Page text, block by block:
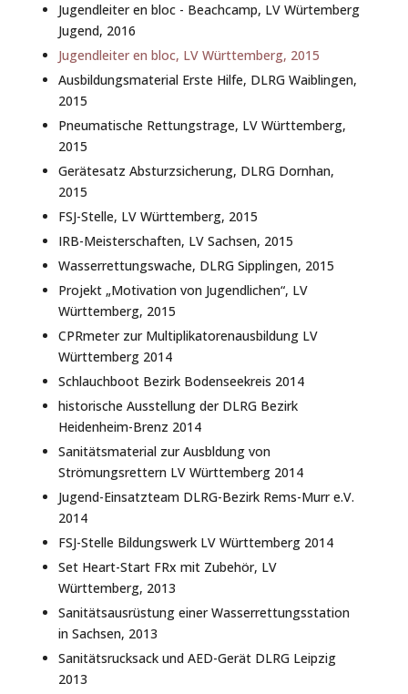
Jugendleiter en bloc - Beachcamp, LV Würtemberg
Jugend, 2016
Jugendleiter en bloc, LV Württemberg, 2015
Ausbildungsmaterial Erste Hilfe, DLRG Waiblingen,
2015
Pneumatische Rettungstrage, LV Württemberg,
2015
Gerätesatz Absturzsicherung, DLRG Dornhan,
2015
FSJ-Stelle, LV Württemberg, 2015
IRB-Meisterschaften, LV Sachsen, 2015
Wasserrettungswache, DLRG Sipplingen, 2015
Projekt „Motivation von Jugendlichen“, LV
Württemberg, 2015
CPRmeter zur Multiplikatorenausbildung LV
Württemberg 2014
Schlauchboot Bezirk Bodenseekreis 2014
historische Ausstellung der DLRG Bezirk
Heidenheim-Brenz 2014
Sanitätsmaterial zur Ausbldung von
Strömungsrettern LV Württemberg 2014
Jugend-Einsatzteam DLRG-Bezirk Rems-Murr e.V.
2014
FSJ-Stelle Bildungswerk LV Württemberg 2014
Set Heart-Start FRx mit Zubehör, LV
Württemberg, 2013
Sanitätsausrüstung einer Wasserrettungsstation
in Sachsen, 2013
Sanitätsrucksack und AED-Gerät DLRG Leipzig
2013